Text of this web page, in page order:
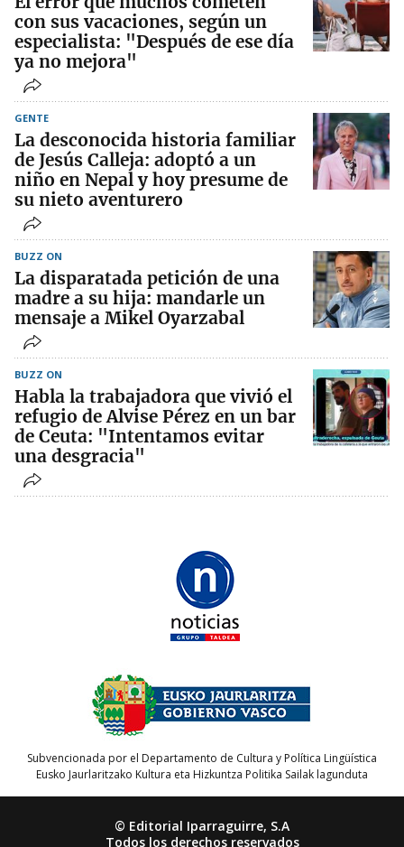
con sus vacaciones, según un
especialista: "Después de ese día
ya no mejora"
GENTE
La desconocida historia familiar
de Jesús Calleja: adoptó a un
niño en Nepal y hoy presume de
su nieto aventurero
BUZZ ON
La disparatada petición de una
madre a su hija: mandarle un
mensaje a Mikel Oyarzabal
BUZZ ON
Habla la trabajadora que vivió el
refugio de Alvise Pérez en un bar
de Ceuta: "Intentamos evitar
una desgracia"
Subvencionada por el Departamento de Cultura y Política Lingüística
Eusko Jaurlaritzako Kultura eta Hizkuntza Politika Sailak lagunduta
© Editorial Iparraguirre, S.A
Todos los derechos reservados